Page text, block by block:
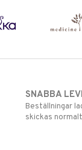
SNABBA
Beställningar
skickas